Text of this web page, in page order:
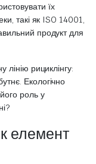
їх
такі як ISO 14001,
продукт для
лінію рициклінгу:
Екологічно
роль у
елемент